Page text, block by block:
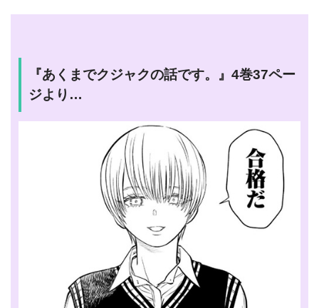
『あくまでクジャクの話です。』4巻37ペー
ジより…